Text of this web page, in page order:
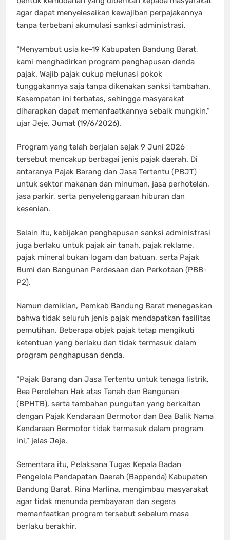
agar dapat menyelesaikan kewajiban perpajakannya
tanpa terbebani akumulasi sanksi administrasi.
“Menyambut usia ke-19 Kabupaten Bandung Barat,
kami menghadirkan program penghapusan denda
pajak. Wajib pajak cukup melunasi pokok
tunggakannya saja tanpa dikenakan sanksi tambahan.
Kesempatan ini terbatas, sehingga masyarakat
diharapkan dapat memanfaatkannya sebaik mungkin,”
ujar Jeje, Jumat (19/6/2026).
Program yang telah berjalan sejak 9 Juni 2026
tersebut mencakup berbagai jenis pajak daerah. Di
antaranya Pajak Barang dan Jasa Tertentu (PBJT)
untuk sektor makanan dan minuman, jasa perhotelan,
jasa parkir, serta penyelenggaraan hiburan dan
kesenian.
Selain itu, kebijakan penghapusan sanksi administrasi
juga berlaku untuk pajak air tanah, pajak reklame,
pajak mineral bukan logam dan batuan, serta Pajak
Bumi dan Bangunan Perdesaan dan Perkotaan (PBB-
P2).
Namun demikian, Pemkab Bandung Barat menegaskan
bahwa tidak seluruh jenis pajak mendapatkan fasilitas
pemutihan. Beberapa objek pajak tetap mengikuti
ketentuan yang berlaku dan tidak termasuk dalam
program penghapusan denda.
“Pajak Barang dan Jasa Tertentu untuk tenaga listrik,
Bea Perolehan Hak atas Tanah dan Bangunan
(BPHTB), serta tambahan pungutan yang berkaitan
dengan Pajak Kendaraan Bermotor dan Bea Balik Nama
Kendaraan Bermotor tidak termasuk dalam program
ini,” jelas Jeje.
Sementara itu, Pelaksana Tugas Kepala Badan
Pengelola Pendapatan Daerah (Bappenda) Kabupaten
Bandung Barat, Rina Marlina, mengimbau masyarakat
agar tidak menunda pembayaran dan segera
memanfaatkan program tersebut sebelum masa
berlaku berakhir.